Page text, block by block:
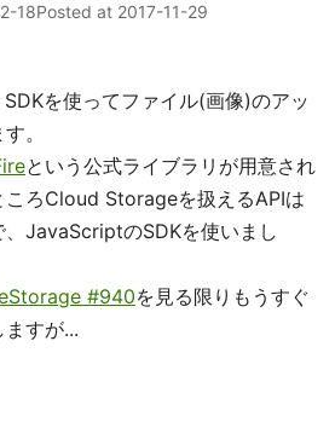
18Posted at 2017-11-29
を使ってファイル(画像)のアッ
。
という公式ライブラリが用意され
ころCloud Storageを扱えるAPIは
JavaScriptのSDKを使いまし
#940を見る限りもうすぐ
すが...